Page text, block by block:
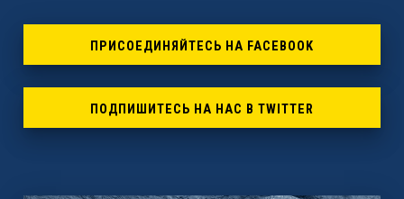
ПРИСОЕДИНЯЙТЕСЬ НА FACEBOOK
ПОДПИШИТЕСЬ НА НАС В TWITTER